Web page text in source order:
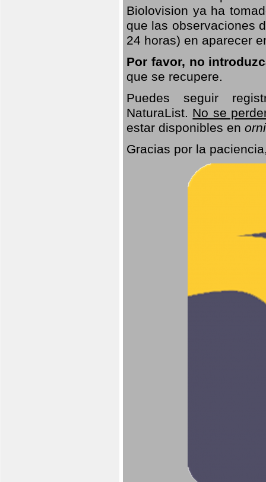
Biolovision ya ha
que las observaciones
24 horas) en aparecer
Por favor, no
que se recupere.
Puedes seguir
NaturaList. No se
estar disponibles en
Gracias por la